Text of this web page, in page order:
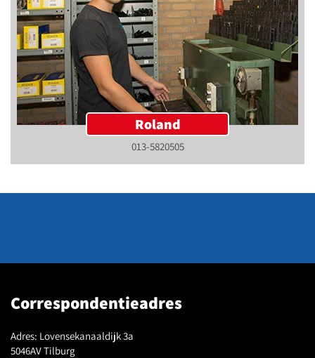
Roland
013-5820505
Correspondentieadres
Adres: Lovensekanaaldijk 3a
5046AV Tilburg